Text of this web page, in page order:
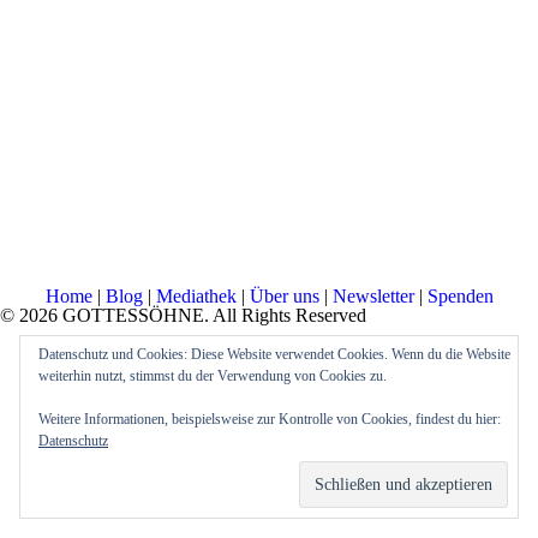
Home| Blog| Mediathek| Über uns| Newsletter| Spenden
© 2026 GOTTESSÖHNE. All Rights Reserved
Datenschutz und Cookies: Diese Website verwendet Cookies. Wenn du die Website
weiterhin nutzt, stimmst du der Verwendung von Cookies zu.
Weitere Informationen, beispielsweise zur Kontrolle von Cookies, findest du hier:
Datenschutz